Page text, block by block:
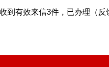
到有效来信3件，已办理（反